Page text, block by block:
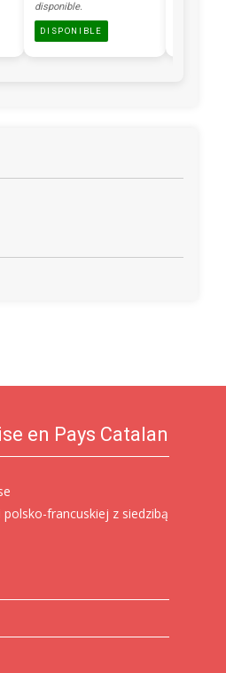
disponible.
DISPONIBLE
en Pays Catalan
francuskiej z siedzibą